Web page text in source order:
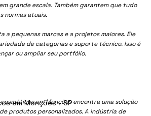
grande escala. Também garantem que tudo
normas atuais.
a pequenas marcas e a projetos maiores. Ele
de categorias e suporte técnico. Isso é
ou ampliar seu portfólio.
em Monções encontra uma solução
produtos personalizados. A indústria de
em Monções - SP